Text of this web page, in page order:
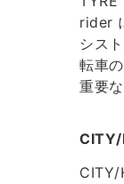
rider
シス
転車
重要
CITY/
CITY/